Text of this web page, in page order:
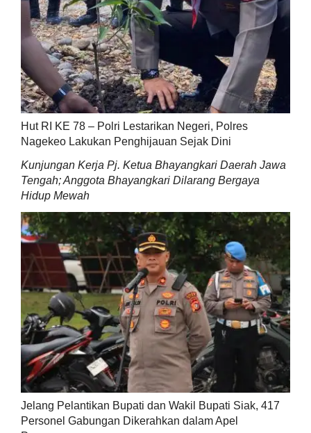
Hut RI KE 78 – Polri Lestarikan Negeri, Polres
Nagekeo Lakukan Penghijauan Sejak Dini
Kunjungan Kerja Pj. Ketua Bhayangkari Daerah Jawa
Tengah; Anggota Bhayangkari Dilarang Bergaya
Hidup Mewah
Jelang Pelantikan Bupati dan Wakil Bupati Siak, 417
Personel Gabungan Dikerahkan dalam Apel